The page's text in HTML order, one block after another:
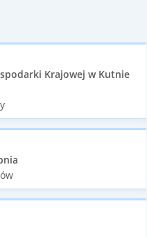
Krajowej w Kutnie